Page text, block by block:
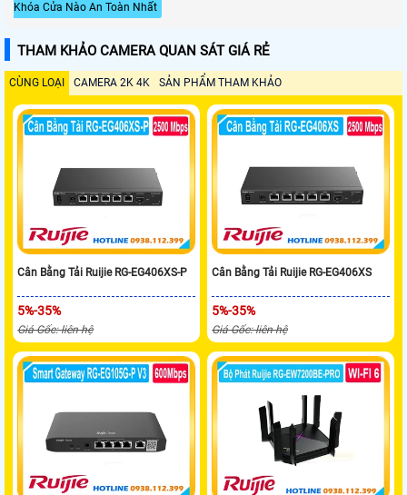
Khóa Cửa Nào An Toàn Nhất
THAM KHẢO CAMERA QUAN SÁT GIÁ RẺ
CÙNG LOẠI CAMERA 2K 4K SẢN PHẨM THAM KHẢO
Cân Bằng Tải Ruijie RG-EG406XS-P
5%-35%
Giá Gốc: liên hệ
Cân Bằng Tải Ruijie RG-EG406XS
5%-35%
Giá Gốc: liên hệ